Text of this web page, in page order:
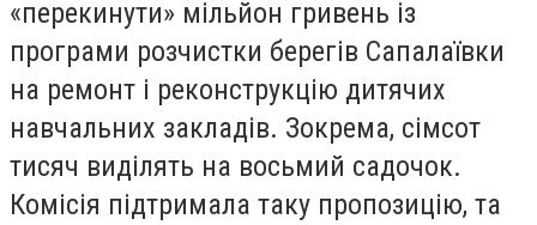
«перекинути» мільйон гривень із
програми розчистки берегів Сапалаївки
на ремонт і реконструкцію дитячих
навчальних закладів. Зокрема, сімсот
тисяч виділять на восьмий садочок.
Комісія підтримала таку пропозицію, та